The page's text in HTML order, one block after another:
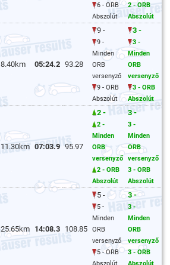
6 - ORB
Abszolút
2 - ORB
Abszolút
8.40km 05:24.2 93.28
9 -
9 -
Minden
ORB
versenyző
9 - ORB
Abszolút
3 -
3 -
Minden
ORB
versenyző
3 - ORB
Abszolút
11.30km 07:03.9 95.97
2 -
2 -
Minden
ORB
versenyző
2 - ORB
Abszolút
3 -
3 -
Minden
ORB
versenyző
3 - ORB
Abszolút
25.65km 14:08.3 108.85
5 -
5 -
Minden
ORB
versenyző
5 - ORB
Abszolút
3 -
3 -
Minden
ORB
versenyző
3 - ORB
Abszolút